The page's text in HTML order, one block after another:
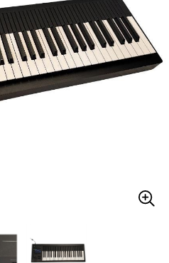
電子ピアノ
レコーディング機器